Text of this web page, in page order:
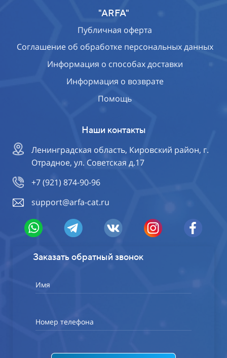
"ARFA"
Публичная оферта
Соглашение об обработке персональных данных
Информация о способах доставки
Информация о возврате
Помощь
Наши контакты
Ленинградская область, Кировский район, г.
Отрадное, ул. Советская д.17
+7 (921) 874-90-96
support@arfa-cat.ru
Заказать обратный звонок
Имя
Номер телефона